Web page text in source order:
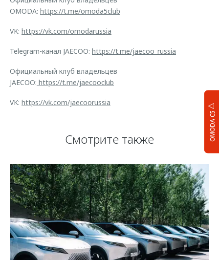
OMODA C5
OMODA: https://t.me/omoda5club
VK: https://vk.com/omodarussia
Telegram-канал JAECOO: https://t.me/jaecoo_russia
Официальный клуб владельцев
JAECOO: https://t.me/jaecooclub
VK: https://vk.com/jaecoorussia
Смотрите также